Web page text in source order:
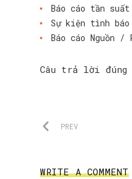
Báo cáo tần
Sự kiện tình báo
Báo cáo Nguồn /
Câu trả lời đúng
PREV
WRITE A COMMENT